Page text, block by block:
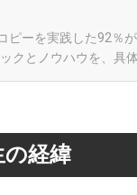
ピーを実践した92％
クとノウハウを、具体
経緯